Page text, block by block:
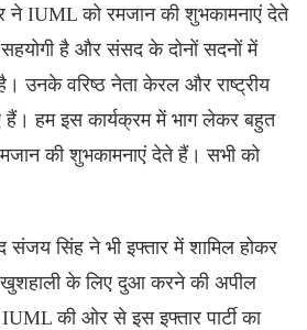
IUML को रमजान की शुभकामनाएं देते
है और संसद के दोनों सदनों में
उनके वरिष्ठ नेता केरल और राष्ट्रीय
हम इस कार्यक्रम में भाग लेकर बहुत
की शुभकामनाएं देते हैं। सभी को
संजय सिंह ने भी इफ्तार में शामिल होकर
के लिए दुआ करने की अपील
की ओर से इस इफ्तार पार्टी का